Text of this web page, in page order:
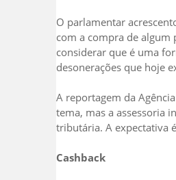
O parlamentar
com a compra de
considerar que é uma
desonerações que hoje
A reportagem da
tema, mas a assessoria
tributária. A expectativa
Cashback